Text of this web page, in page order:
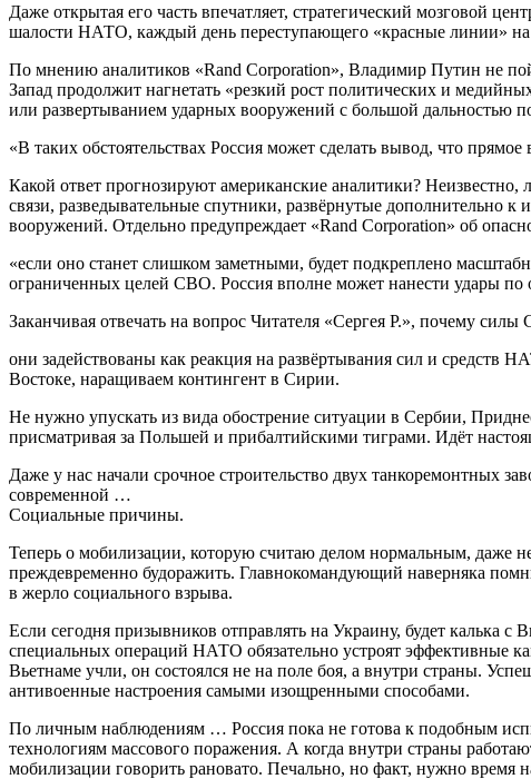
Даже открытая его часть впечатляет, стратегический мозговой
шалости НАТО, каждый день переступающего «красные линии»
По мнению аналитиков «Rand Corporation», Владимир Путин не
Запад продолжит нагнетать «резкий рост политических и
или развертыванием ударных вооружений с большой дальностью
«В таких обстоятельствах Россия может сделать вывод, что
Какой ответ прогнозируют американские аналитики?
связи, разведывательные спутники, развёрнутые
вооружений. Отдельно предупреждает «Rand Corporation» об
«если оно станет слишком заметными, будет подкреплено
ограниченных целей СВО. Россия вполне может нанести удары
Заканчивая отвечать на вопрос Читателя «Сергея Р.», почему
они задействованы как реакция на развёртывания сил и средств
Востоке, наращиваем контингент в Сирии.
Не нужно упускать из вида обострение ситуации в Сербии,
присматривая за Польшей и прибалтийскими тиграми. Идёт
Даже у нас начали срочное строительство двух танкоремонтных
современной …
Социальные причины.
Теперь о мобилизации, которую считаю делом нормальным, даже
преждевременно будоражить. Главнокомандующий наверняка
в жерло социального взрыва.
Если сегодня призывников отправлять на Украину, будет калька
специальных операций НАТО обязательно устроят
Вьетнаме учли, он состоялся не на поле боя, а внутри страны.
антивоенные настроения самыми изощренными способами.
По личным наблюдениям … Россия пока не готова к подобным
технологиям массового поражения. А когда внутри страны
мобилизации говорить рановато. Печально, но факт, нужно время